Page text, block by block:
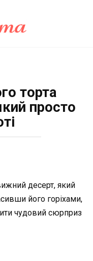
торта
просто
десерт, який
його горіхами,
чудовий сюрприз